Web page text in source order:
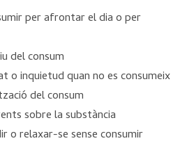
per afrontar el dia o per
del consum
o inquietud quan no es consumeix
del consum
sobre la substància
o relaxar-se sense consumir